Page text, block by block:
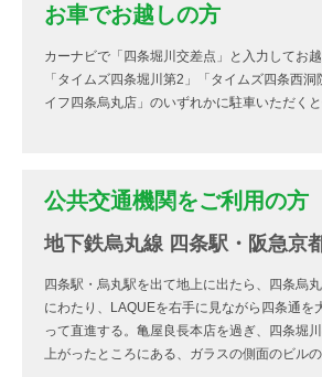
お車でお越しの方
カーナビで「四条堀川交差点」と入力してお越
「タイムズ四条堀川第2」「タイムズ四条西
イフ四条烏丸店」のいずれかに駐車いただくと
公共交通機関をご利用の方
地下鉄烏丸線 四条駅・阪急京
四条駅・烏丸駅を出て地上に出たら、四条烏
にわたり、LAQUEを右手に見ながら四条通を
って直進する。亀屋良長本店を過ぎ、四条堀
上がったところにある、ガラスの側面のビルの